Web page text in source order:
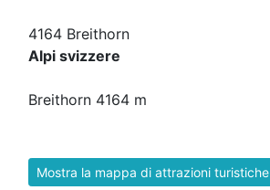
4164 Breithorn
Alpi svizzere
Breithorn 4164 m
Mostra la mappa di attrazioni turistiche